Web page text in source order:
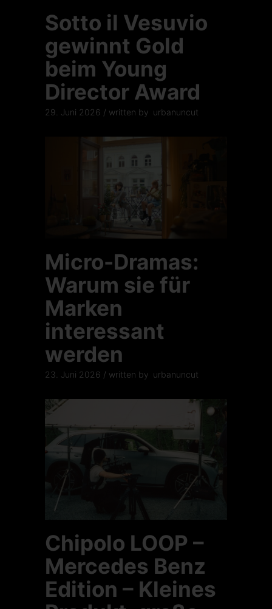
Sotto il Vesuvio
gewinnt Gold
beim Young
Director Award
29. Juni 2026 written by urbanuncut
Micro-Dramas:
Warum sie für
Marken
interessant
werden
23. Juni 2026 written by urbanuncut
Chipolo LOOP –
Mercedes Benz
Edition – Kleines